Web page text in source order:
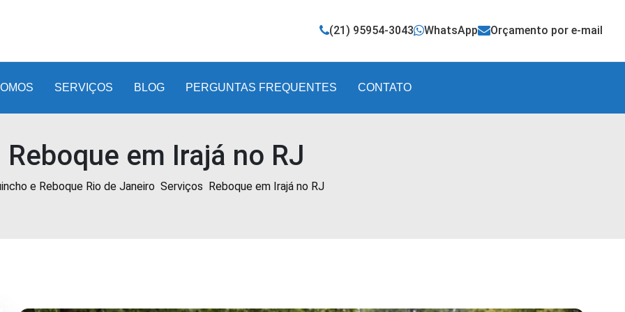
(21) 95954-3043 WhatsApp Orçamento por e-mail
SERVIÇOS BLOG PERGUNTAS FREQUENTES CONTATO
Reboque em Irajá no RJ
e Reboque Rio de Janeiro Serviços Reboque em Irajá no RJ